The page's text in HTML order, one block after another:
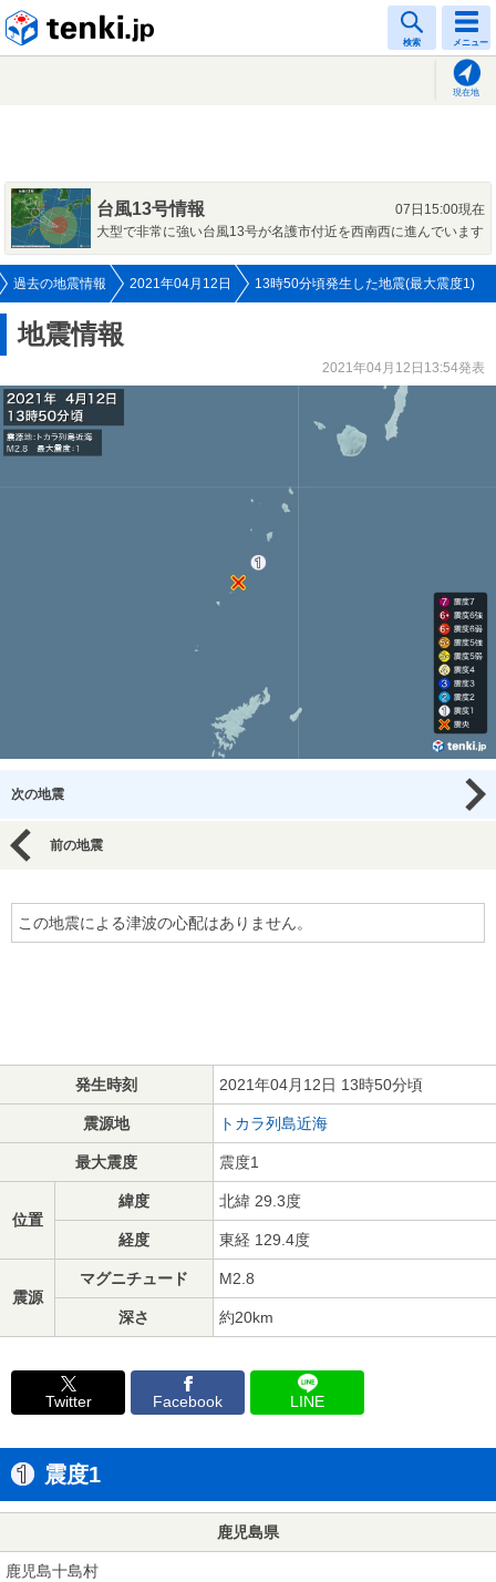
検索 メニュー
現在地
台風13号情報
07日15:00現在
大型で非常に強い台風13号が名護市付近を西南西に進んでいます
過去の地震情報 2021年04月12日 13時50分頃発生した地震(最大震度1)
地震情報
2021年04月12日13:54発表
次の地震
前の地震
この地震による津波の心配はありません。
発生時刻 2021年04月12日 13時50分頃
震源地 トカラ列島近海
最大震度 震度1
位置
緯度 北緯 29.3度
経度 東経 129.4度
震源
マグニチュード M2.8
深さ 約20km
Twitter Facebook LINE
震度1
鹿児島県
鹿児島十島村